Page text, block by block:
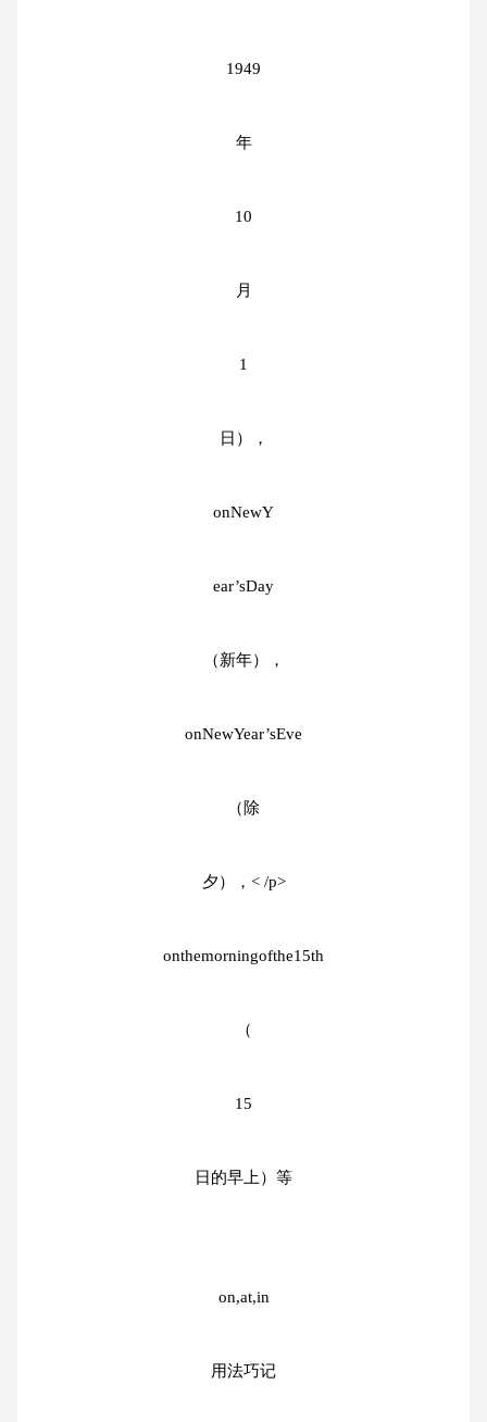
1949
年
10
月
1
日），
onNewY
ear’sDay
（新年），
onNewYear’sEve
（除
夕），< /p>
onthemorningofthe15th
（
15
日的早上）等
on,at,in
用法巧记